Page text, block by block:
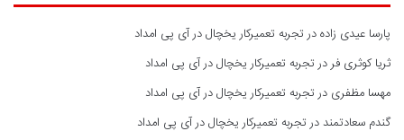
پارسا عیدی زادهدرتجربه تعمیرکار یخچال در آی پی امداد
ثریا کوثری فردرتجربه تعمیرکار یخچال در آی پی امداد
مهسا مظفری درتجربه تعمیرکار یخچال در آی پی امداد
گندم سعادتمنددرتجربه تعمیرکار یخچال در آی پی امداد